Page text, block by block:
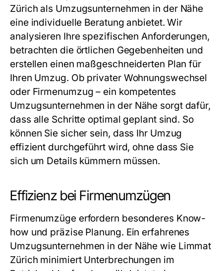
Zürich als Umzugsunternehmen in der Nähe
eine individuelle Beratung anbietet. Wir
analysieren Ihre spezifischen Anforderungen,
betrachten die örtlichen Gegebenheiten und
erstellen einen maßgeschneiderten Plan für
Ihren Umzug. Ob privater Wohnungswechsel
oder Firmenumzug – ein kompetentes
Umzugsunternehmen in der Nähe sorgt dafür,
dass alle Schritte optimal geplant sind. So
können Sie sicher sein, dass Ihr Umzug
effizient durchgeführt wird, ohne dass Sie
sich um Details kümmern müssen.
Effizienz bei Firmenumzügen
Firmenumzüge erfordern besonderes Know-
how und präzise Planung. Ein erfahrenes
Umzugsunternehmen in der Nähe wie Limmat
Zürich minimiert Unterbrechungen im